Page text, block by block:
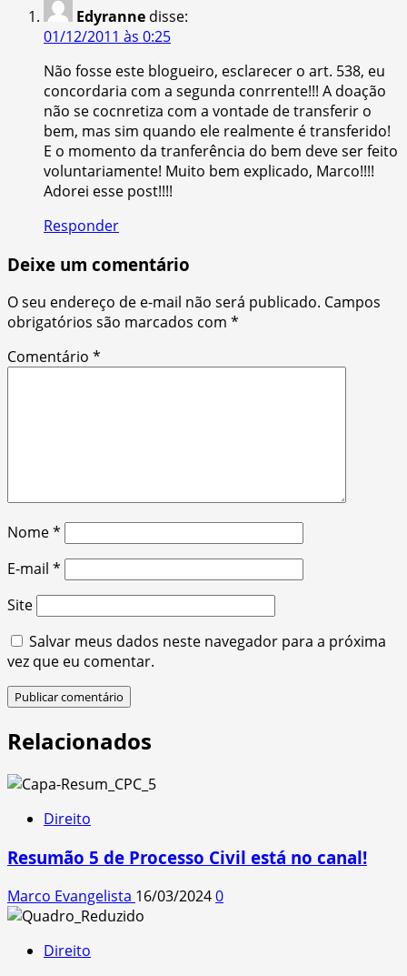
Edyranne disse:
01/12/2011 às 0:25
Não fosse este blogueiro, esclarecer o art. 538, eu
concordaria com a segunda conrrente!!! A doação
não se cocnretiza com a vontade de transferir o
bem, mas sim quando ele realmente é transferido!
E o momento da tranferência do bem deve ser feito
voluntariamente! Muito bem explicado, Marco!!!!
Adorei esse post!!!!
Responder
Deixe um comentário
O seu endereço de e-mail não será publicado. Campos
obrigatórios são marcados com *
Comentário *
Nome*
E-mail *
Site
Salvar meus dados neste navegador para a próxima
vez que eu comentar.
Relacionados
Direito
Resumão 5 de Processo Civil está no canal!
Marco Evangelista 16/03/20240
Direito